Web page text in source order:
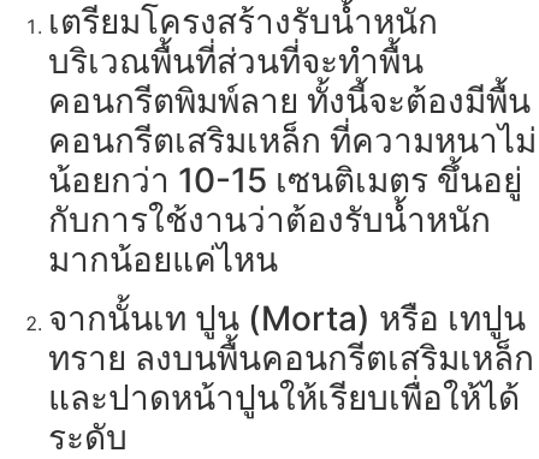
เตรียมโครงสร้างรับน้ำหนัก
บริเวณพื้นที่ส่วนที่จะทำพื้น
คอนกรีตพิมพ์ลาย ทั้งนี้จะต้องมีพื้น
คอนกรีตเสริมเหล็ก ที่ความหนาไม่
น้อยกว่า 10-15 เซนติเมตร ขึ้นอยู่
กับการใช้งานว่าต้องรับน้ำหนัก
มากน้อยแค่ไหน
จากนั้นเท ปูน (Morta) หรือ เทปูน
ทราย ลงบนพื้นคอนกรีตเสริมเหล็ก
และปาดหน้าปูนให้เรียบเพื่อให้ได้
ระดับ